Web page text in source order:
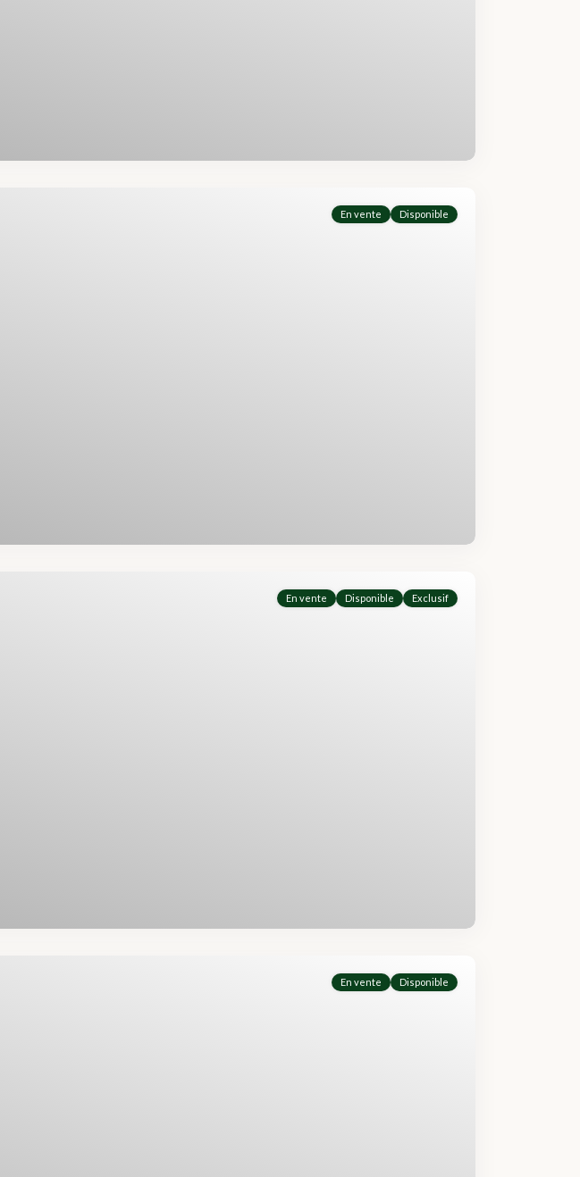
En vente Disponible
En vente Disponible Exclusif
En vente Disponible